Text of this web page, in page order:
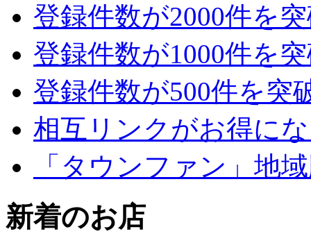
登録件数が2000件を
登録件数が1000件を
登録件数が500件を突
相互リンクがお得に
「タウンファン」地
新着のお店